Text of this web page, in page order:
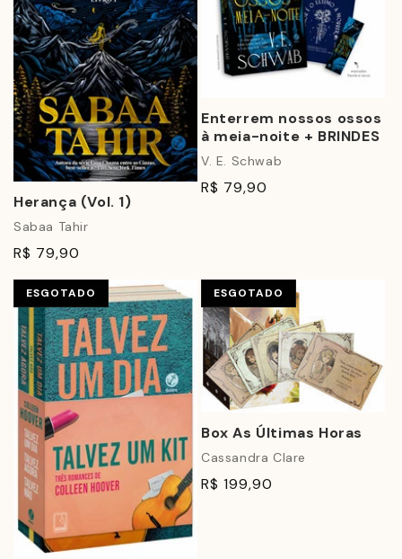
Herança (Vol. 1)
Sabaa Tahir
R$ 79,90
Enterrem nossos ossos
à meia-noite + BRINDES
V. E. Schwab
R$ 79,90
ESGOTADO ESGOTADO
Box As Últimas Horas
Cassandra Clare
R$ 199,90